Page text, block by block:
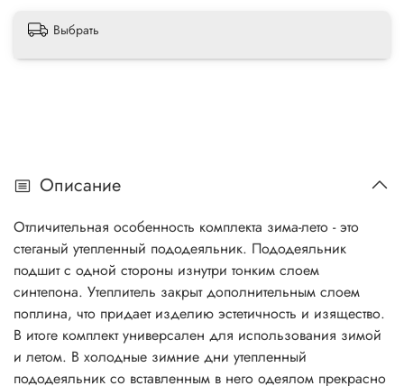
Выбрать
Описание
Отличительная особенность комплекта зима-лето - это
стеганый утепленный пододеяльник. Пододеяльник
подшит с одной стороны изнутри тонким слоем
синтепона. Утеплитель закрыт дополнительным слоем
поплина, что придает изделию эстетичность и изящество.
В итоге комплект универсален для использования зимой
и летом. В холодные зимние дни утепленный
пододеяльник со вставленным в него одеялом прекрасно